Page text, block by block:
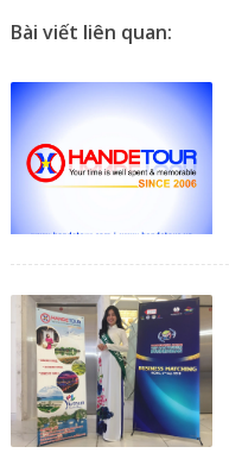
Bài viết liên quan: